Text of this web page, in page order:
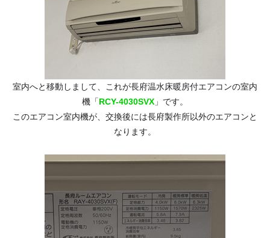
室内へと移動しまして、これが長府温水床暖房付エアコンの室内
機「RCY-4030SVX 」です。
このエアコン室内機が、交換後には長府製作所以外のエアコンと
なります。